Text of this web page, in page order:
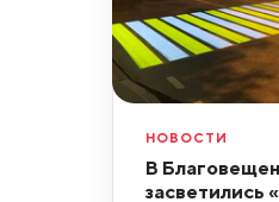
НОВОСТИ
В
засветились